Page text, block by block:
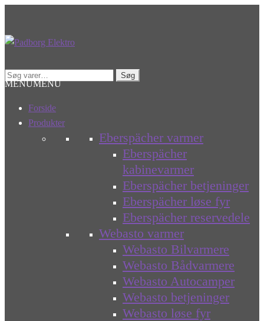
Spring
Spring
Søg
efter:
Søg
MENUMENU
Forside
Produkter
Eberspächer varmer
Eberspächer
kabinevarmer
Eberspächer betjeninger
Eberspächer løse fyr
Eberspächer reservedele
Webasto varmer
Webasto Bilvarmere
Webasto Bådvarmere
Webasto Autocamper
Webasto betjeninger
Webasto løse fyr